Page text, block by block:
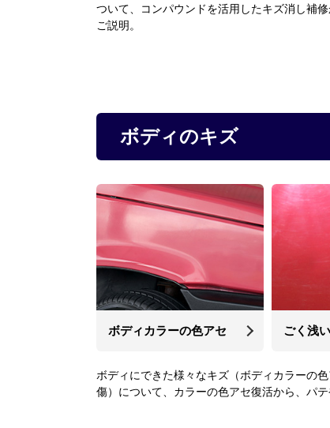
ついて、コンパウンドを活用したキズ消し補
ご説明。
ボディのキズ
ボディカラーの色アセ ごく浅
ボディにできた様々なキズ（ボディカラーの
傷）について、カラーの色アセ復活から、パ